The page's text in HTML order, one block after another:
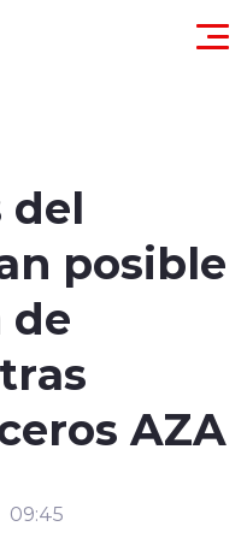
del
posible
de
AZA
09:45